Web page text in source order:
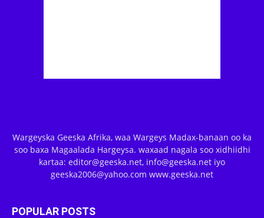
Wargeyska Geeska Afrika, waa Wargeys Madax-banaan oo ka
soo baxa Magaalada Hargeysa. waxaad nagala soo xidhiidhi
kartaa: editor@geeska.net, info@geeska.net iyo
geeska2006@yahoo.com www.geeska.net
POPULAR POSTS